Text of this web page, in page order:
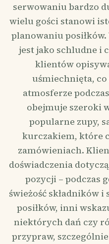
serwowaniu bardzo
wielu gości stanowi
planowaniu
jest jako schludne i
klientów
uśmiechnięta,
atmosferze
obejmuje szeroki
popularne zupy,
kurczakiem, które
zamówieniach.
doświadczenia
pozycji – podczas
świeżość składników
posiłków, inni
niektórych dań czy
przypraw,